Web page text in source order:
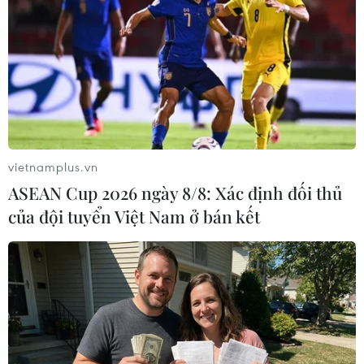
Theo dõi VietnamPlus
TIN LIÊN QUAN
vietnamplus.vn
ASEAN Cup 2026 ngày 8/8: Xác định đối thủ
của đội tuyển Việt Nam ở bán kết